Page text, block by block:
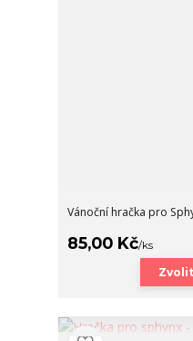
Vánoční hračka pro
85,00 Kč/ks